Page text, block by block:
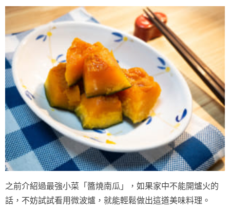
之前介紹過最強小菜「醬燒南瓜」，如果家中不能開爐火的
話，不妨試試看用微波爐，就能輕鬆做出這道美味料理。